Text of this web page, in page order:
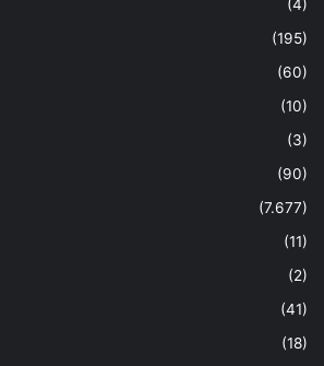
(4)
(195)
(60)
(10)
(3)
(90)
(7.677)
(11)
(2)
(41)
(18)